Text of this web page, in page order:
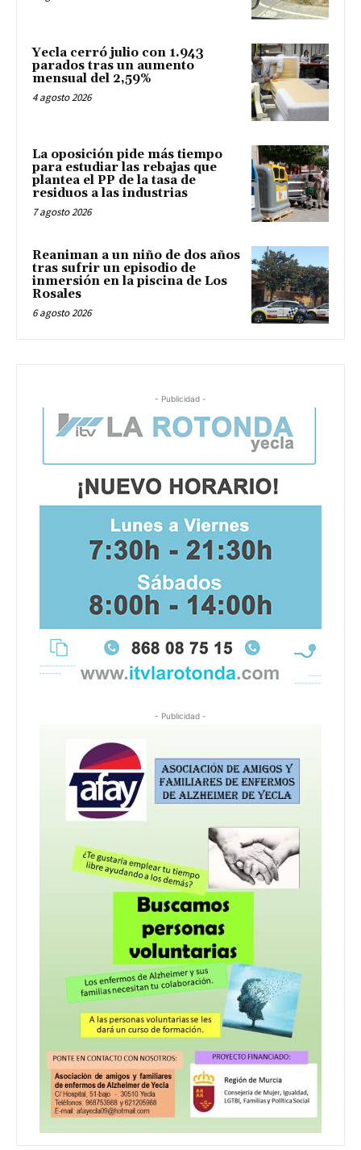
Yecla cerró julio con 1.943
parados tras un aumento
mensual del 2,59%
4 agosto 2026
La oposición pide más tiempo
para estudiar las rebajas que
plantea el PP de la tasa de
residuos a las industrias
7 agosto 2026
Reaniman a un niño de dos años
tras sufrir un episodio de
inmersión en la piscina de Los
Rosales
6 agosto 2026
- Publicidad -
- Publicidad -